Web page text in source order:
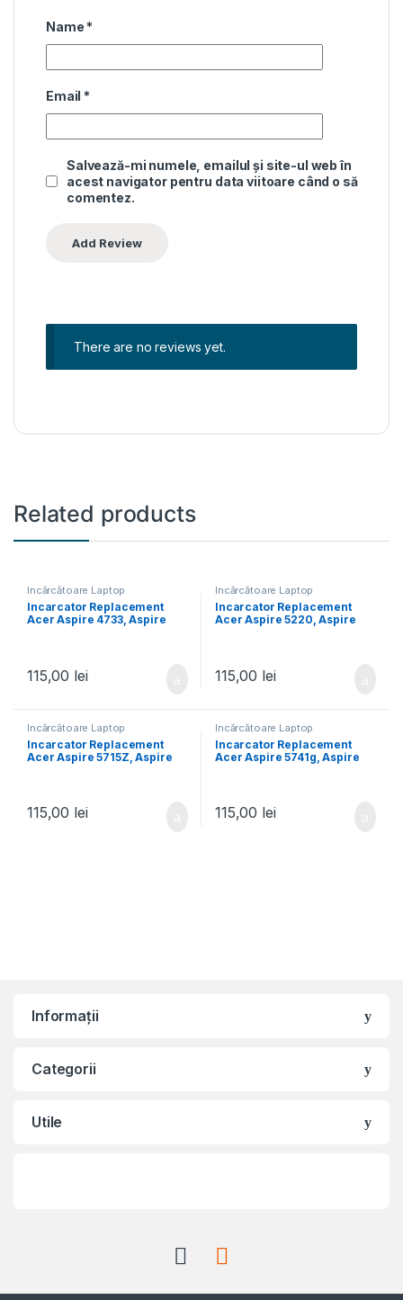
Name *
Email *
Salvează-mi numele, emailul și site-ul web în
acest navigator pentru data viitoare când o să
comentez.
There are no reviews yet.
Related products
Încărcătoare Laptop
Incarcator Replacement
Acer Aspire 4733, Aspire
4736zg
115,00 lei
Încărcătoare Laptop
Incarcator Replacement
Acer Aspire 5220, Aspire
5315, Aspire 5320
115,00 lei
Încărcătoare Laptop
Incarcator Replacement
Acer Aspire 5715Z, Aspire
5733z
115,00 lei
Încărcătoare Laptop
Incarcator Replacement
Acer Aspire 5741g, Aspire
5745g
115,00 lei
Informații
Categorii
Utile